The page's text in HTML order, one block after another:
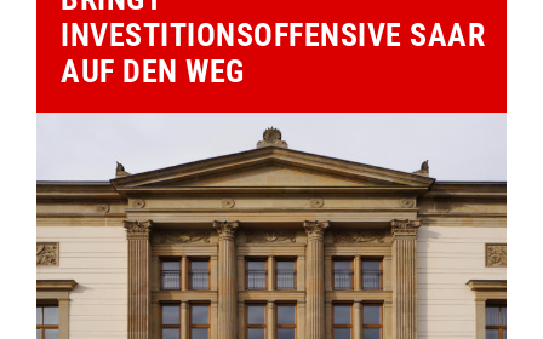
INVESTITIONSOFFENSIVE SAAR
AUF DEN WEG